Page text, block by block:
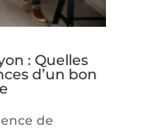
: Quelles
d’un bon
de